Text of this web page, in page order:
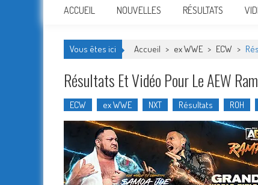
ACCUEIL NOUVELLES RÉSULTATS
Vous êtes ici Accueil > ex WWE > ECW >
Résultats Et Vidéo Pour Le AEW
ECW ex WWE NXT Résultats ROH